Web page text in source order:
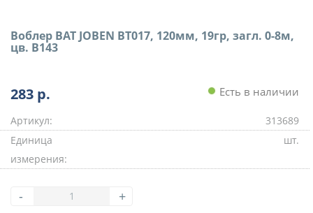
Воблер BAT JOBEN BT017, 120мм, 19гр, загл. 0-8м,
цв. B143
283 р. Есть в наличии
Артикул:
313689
Единица
измерения:
шт.
- +